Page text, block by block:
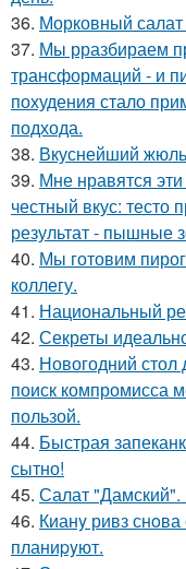
36. Морковный
37. Мы рразбираем
трансформаций - и
похудения стало
подхода.
38. Вкуснейший
39. Мне нравятся
честный вкус: тесто
результат - пышные
40. Мы готовим
коллегу.
41. Национальный
42. Секреты
43. Новогодний стол
поиск компромисса
пользой.
44. Быстрая
сытно!
45. Салат
46. Кианy ривз
планиpyют.